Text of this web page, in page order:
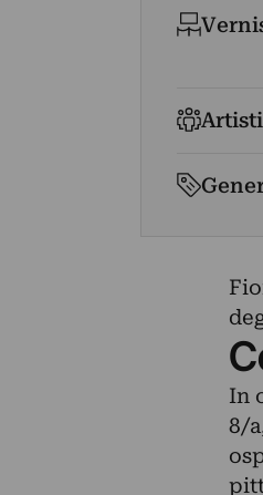
Artisti
In
8/